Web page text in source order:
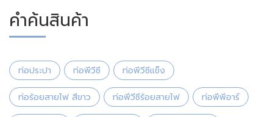
คำค้นสินค้า
ท่อประปา ท่อพีวีซี ท่อพีวีซีแข็ง
ท่อร้อยสายไฟ สีขาว ท่อพีวีซีร้อยสายไฟ ท่อพีพีอาร์